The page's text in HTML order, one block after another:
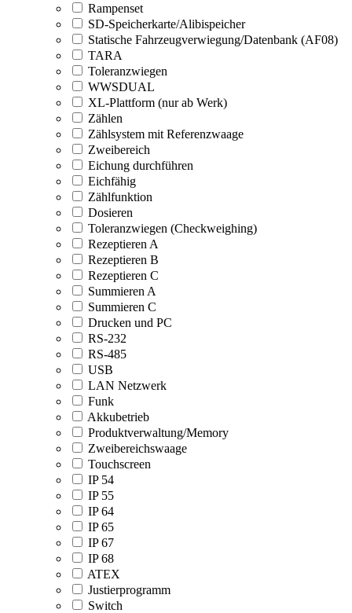
Rampenset
SD-Speicherkarte/Alibispeicher
Statische Fahrzeugverwiegung/Datenbank (AF08)
TARA
Toleranzwiegen
WWSDUAL
XL-Plattform (nur ab Werk)
Zählen
Zählsystem mit Referenzwaage
Zweibereich
Eichung durchführen
Eichfähig
Zählfunktion
Dosieren
Toleranzwiegen (Checkweighing)
Rezeptieren A
Rezeptieren B
Rezeptieren C
Summieren A
Summieren C
Drucken und PC
RS-232
RS-485
USB
LAN Netzwerk
Funk
Akkubetrieb
Produktverwaltung/Memory
Zweibereichswaage
Touchscreen
IP 54
IP 55
IP 64
IP 65
IP 67
IP 68
ATEX
Justierprogramm
Switch